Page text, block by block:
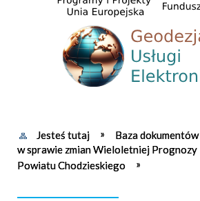
Jesteś tutaj
Baza dokumentów
w sprawie zmian Wieloletniej Prognozy
Powiatu Chodzieskiego